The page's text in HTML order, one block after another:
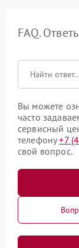
FAQ.
Вы можете
часто
сервисный
телефону+7
свой вопрос.